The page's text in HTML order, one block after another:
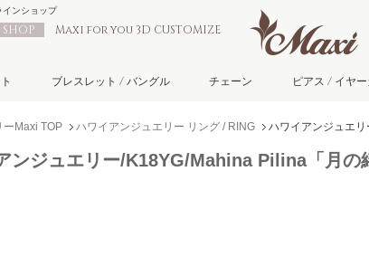
Maxi for you 3D CUSTOMIZE
インショップ
ブレスレット / バングル チェーン ピアス / イヤ
ーMaxi TOP ハワイアンジュエリー リング / RING ハワイアンジュエ
ンジュエリー/K18YG/Mahina Pilina「月の